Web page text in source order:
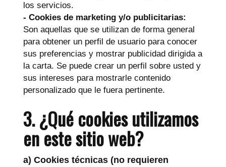
los servicios.
- Cookies de marketing y/o publicitarias:
Son aquellas que se utilizan de forma general
para obtener un perfil de usuario para conocer
sus preferencias y mostrar publicidad dirigida a
la carta. Se puede crear un perfil sobre usted y
sus intereses para mostrarle contenido
personalizado que le fuera pertinente.
3. ¿Qué cookies utilizamos
en este sitio web?
a) Cookies técnicas (no requieren